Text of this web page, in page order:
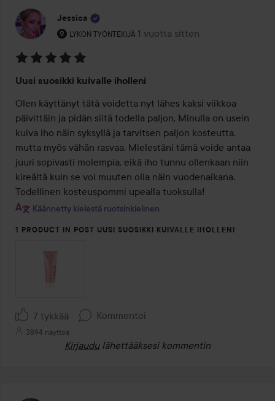
Jessica
LYKON TYÖNTEKIJÄ
Käyttäjän rooli: Lykon työntekijä.
1 vuotta sitten
Viesti luotiin 1 vuotta sitten
5
/
5
Uusi suosikki kuivalle iholleni
Olen käyttänyt tätä voidetta nyt lähes kaksi viikkoa
päivittäin ja pidän siitä todella paljon. Minulla on usein
kuiva iho näin syksyllä ja tarvitsen paljon kosteutta,
mutta myös vähän rasvaa. Mielestäni tämä voide antaa
juuri sopivasti molempia, eikä iho tunnu ollenkaan niin
kireältä kuin se voi muuten olla näin vuodenaikana.
Todellinen kosteuspommi upealla tuoksulla!
Käännetty kielestä ruotsinkielinen
1 PRODUCT IN POST UUSI SUOSIKKI KUIVALLE IHOLLENI
7 tykkää Kommentoi
3894 näyttöä
Kirjaudu lähettääksesi kommentin